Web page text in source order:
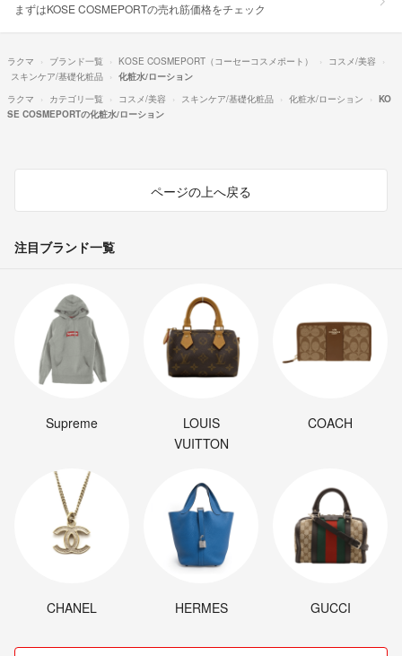
まずはKOSE COSMEPORTの売れ筋価格をチェック
ラクマ ブランド一覧 KOSE COSMEPORT（コーセーコスメポート）
コスメ/美容
スキンケア/基礎化粧品
化粧水/ローション
ラクマ
カテゴリ一覧 コスメ/美容 スキンケア/基礎化粧品 化粧水/ローション
KO
SE COSMEPORTの化粧水/ローション
ページの上へ戻る
注目ブランド一覧
Supreme
LOUIS
VUITTON
COACH
CHANEL HERMES GUCCI